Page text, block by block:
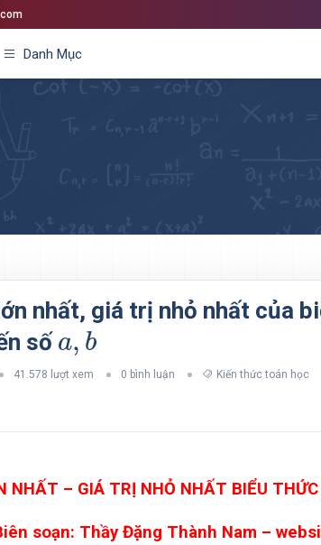
Danh Mục
nhất, giá trị nhỏ nhất của
số a, b
a,b
41.578 lượt xem 0 bình luận Kiến thức toán học
NHẤT – GIÁ TRỊ NHỎ NHẤT BIỂU
soạn: Thầy Đặng Thành Nam –